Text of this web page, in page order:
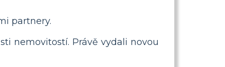
partnery.
nemovitostí. Právě vydali novou